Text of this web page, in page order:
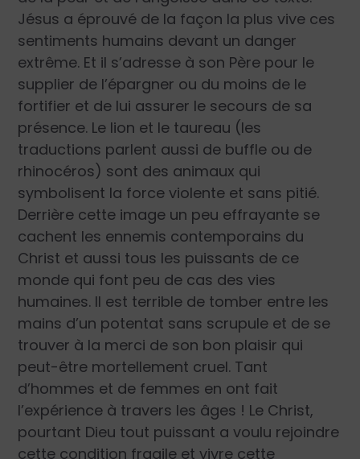
Jésus a éprouvé de la façon la plus vive ces
sentiments humains devant un danger
extrême. Et il s’adresse à son Père pour le
supplier de l’épargner ou du moins de le
fortifier et de lui assurer le secours de sa
présence. Le lion et le taureau (les
traductions parlent aussi de buffle ou de
rhinocéros) sont des animaux qui
symbolisent la force violente et sans pitié.
Derrière cette image un peu effrayante se
cachent les ennemis contemporains du
Christ et aussi tous les puissants de ce
monde qui font peu de cas des vies
humaines. Il est terrible de tomber entre les
mains d’un potentat sans scrupule et de se
trouver à la merci de son bon plaisir qui
peut-être mortellement cruel. Tant
d’hommes et de femmes en ont fait
l’expérience à travers les âges ! Le Christ,
pourtant Dieu tout puissant a voulu rejoindre
cette condition fragile et vivre cette